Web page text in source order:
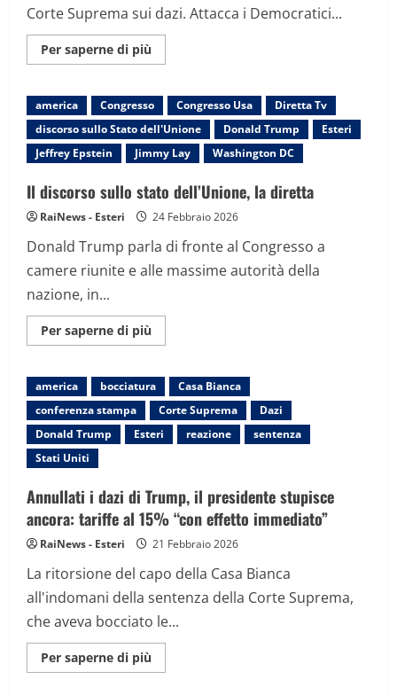
Corte Suprema sui dazi. Attacca i Democratici...
Per saperne di più
informazioni
per
Trump:
più
bella,
più
ricca,
forte
e
più
rispettata
america Congresso Congresso Usa
Diretta Tv
discorso sullo Stato dell'Unione
Donald Trump
Esteri
Jeffrey Epstein
Jimmy Lay Washington DC
Il discorso sullo stato dell’Unione, la diretta
RaiNews - Esteri 24 Febbraio 2026
Donald Trump parla di fronte al Congresso a
camere riunite e alle massime autorità della
nazione, in...
Per saperne di più
informazioni
discorso
sullo
stato
dell’Unione,
la
diretta
america bocciatura
Casa Bianca
conferenza stampa
Corte Suprema
Dazi
Donald Trump
Esteri reazione
sentenza
Stati Uniti
Annullati i dazi di Trump, il presidente stupisce
ancora: tariffe al 15% “con effetto immediato”
RaiNews - Esteri 21 Febbraio 2026
La ritorsione del capo della Casa Bianca
all'indomani della sentenza della Corte Suprema,
che aveva bocciato le...
Per saperne di più
informazioni